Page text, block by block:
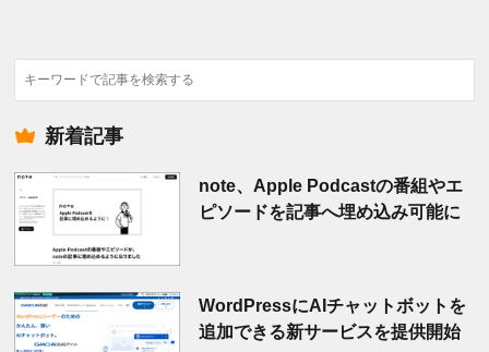
検
索
新着記事
note、Apple Podcastの番組やエ
ピソードを記事へ埋め込み可能に
WordPressにAIチャットボットを
追加できる新サービスを提供開始